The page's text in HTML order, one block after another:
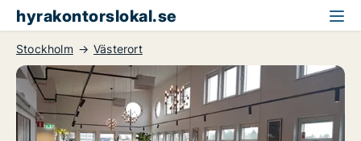
hyrakontorslokal.se
Stockholm Västerort